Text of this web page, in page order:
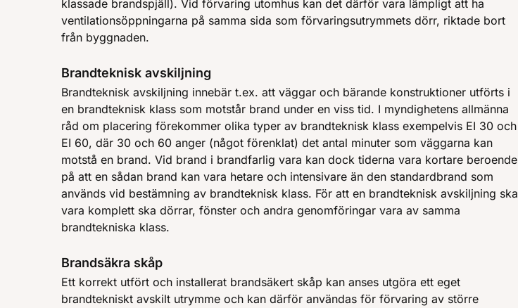
klassade brandspjäll). Vid förvaring utomhus kan det därför vara lämpligt att ha
ventilationsöppningarna på samma sida som förvaringsutrymmets dörr, riktade bort
från byggnaden.
Brandteknisk avskiljning
Brandteknisk avskiljning innebär t.ex. att väggar och bärande konstruktioner utförts i
en brandteknisk klass som motstår brand under en viss tid. I myndighetens allmänna
råd om placering förekommer olika typer av brandteknisk klass exempelvis EI 30 och
EI 60, där 30 och 60 anger (något förenklat) det antal minuter som väggarna kan
motstå en brand. Vid brand i brandfarlig vara kan dock tiderna vara kortare beroende
på att en sådan brand kan vara hetare och intensivare än den standardbrand som
används vid bestämning av brandteknisk klass. För att en brandteknisk avskiljning ska
vara komplett ska dörrar, fönster och andra genomföringar vara av samma
brandtekniska klass.
Brandsäkra skåp
Ett korrekt utfört och installerat brandsäkert skåp kan anses utgöra ett eget
brandtekniskt avskilt utrymme och kan därför användas för förvaring av större